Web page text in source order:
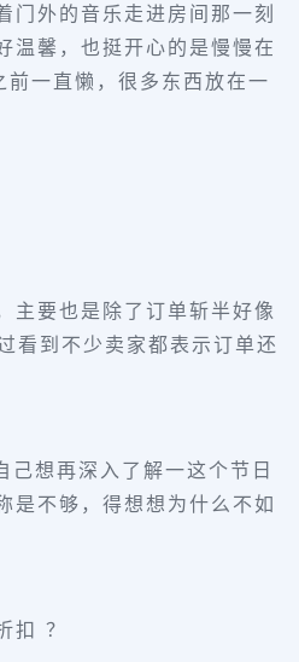
门外的音乐走进房间那一刻
温馨，也挺开心的是慢慢在
一直懒，很多东西放在一
主要也是除了订单斩半好像
看到不少卖家都表示订单还
己想再深入了解一这个节日
是不够，得想想为什么不如
扣 ？